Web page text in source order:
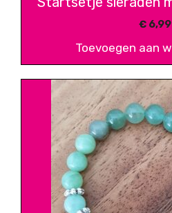
€6,99
Toevoegen aan